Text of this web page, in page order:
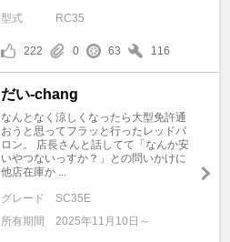
型式 RC35
222 0 63 116
だい-chang
なんとなく涼しくなったら大型免許通
おうと思ってフラッと行ったレッドバ
ロン。 店長さんと話してて「なんか安
いやつないっすか？」との問いかけに
他店在庫か ...
グレード
SC35E
所有期間
2025年11月10日～